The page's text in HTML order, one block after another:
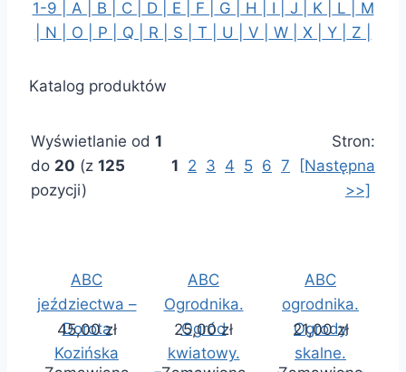
1-9 | A | B | C | D | E | F | G | H | I | J | K | L |
M
N | O | P | Q | R | S | T | U | V | W | X | Y | Z |
Katalog produktów
Wyświetlanie od 1
do 20 (z 125
pozycji)
Stron:
1 2 3 4 5 6 7
[Następna
>>]
ABC
jeździectwa –
Dorota
Kozińska
45,00 zł
ABC
Ogrodnika.
Ogród
kwiatowy.
25,00 zł
ABC
ogrodnika.
Ogrody
skalne.
21,00 zł